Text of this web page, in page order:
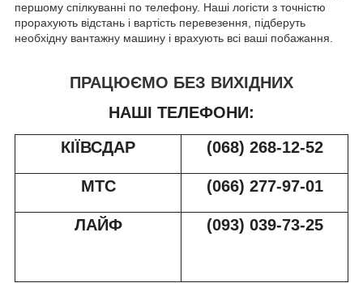
першому спілкуванні по телефону. Наші логісти з точністю
прорахують відстань і вартість перевезення, підберуть
необхідну вантажну машину і врахують всі ваші побажання.
ПРАЦЮЄМО БЕЗ ВИХІДНИХ
НАШІ ТЕЛЕФОНИ:
КІЇВСДАР
(068) 268-12-52
МТС (066) 277-97-01
ЛАЙФ (093) 039-73-25